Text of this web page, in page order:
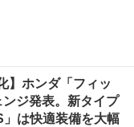
】ホンダ「フィッ
ンジ発表。新タイプ
」は快適装備を大幅